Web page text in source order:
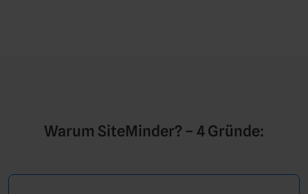
Warum SiteMinder? ​–​ 4 Gründe: